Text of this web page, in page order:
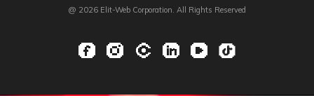
@ 2026 Elit-Web Corporation. All Rights Reserved